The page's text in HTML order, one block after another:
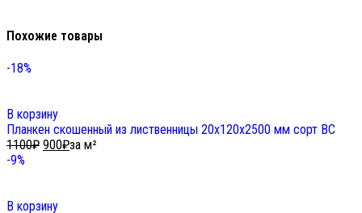
Похожие товары
-18%
В корзину
Планкен скошенный из лиственницы 20х120х2500 мм сорт ВС
1100₽ 900₽за м²
-9%
В корзину